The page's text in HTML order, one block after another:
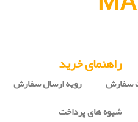
راهنمای خرید
سفارش
رویه ارسال سفارش
شیوه های پرداخت